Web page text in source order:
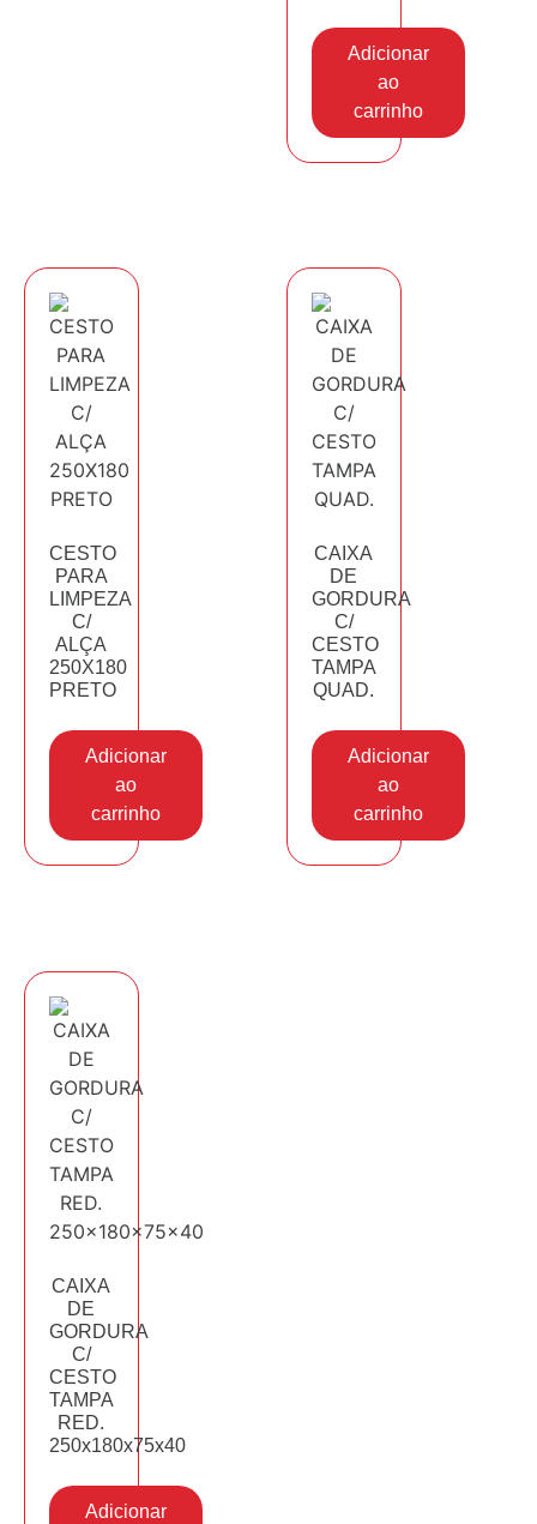
Adicionar
ao
carrinho
CESTO
PARA
LIMPEZA
C/
ALÇA
250X180
PRETO
Adicionar
ao
carrinho
CAIXA
DE
GORDURA
C/
CESTO
TAMPA
QUAD.
Adicionar
ao
carrinho
CAIXA
DE
GORDURA
C/
CESTO
TAMPA
RED.
250x180x75x40
Adicionar